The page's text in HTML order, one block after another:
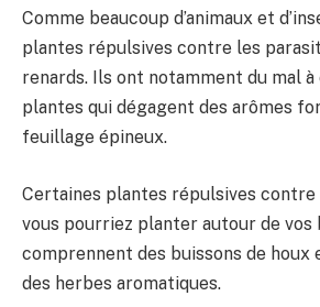
Comme beaucoup d’animaux et
plantes répulsives contre les
renards. Ils ont notamment du mal
plantes qui dégagent des arômes
feuillage épineux.
Certaines plantes répulsives contre
vous pourriez planter autour de vos
comprennent des buissons de houx
des herbes aromatiques.